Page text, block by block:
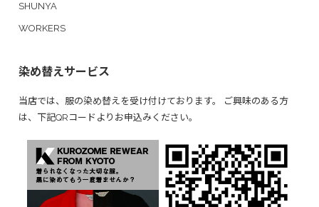
SHUNYA
WORKERS
染め替えサービス
当店では、服の染め替えを受け付けております。 ご興味のある方
は、下記QRコードよりお申込みください。